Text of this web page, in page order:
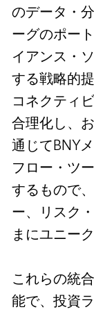
のデータ・
ーグのポー
イアンス・
する戦略的
コネクティ
合理化し、
通じてBNY
フロー・ツ
するもので
ー、リスク
まにユニー
これらの統
能で、投資